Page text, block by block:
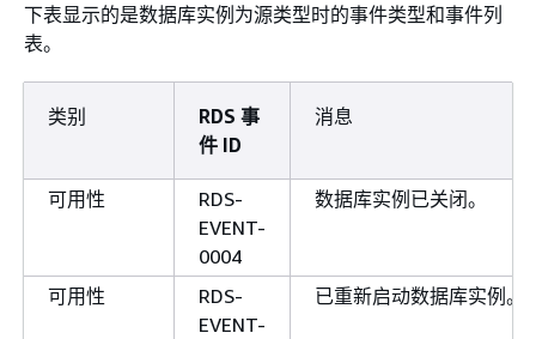
下表显示的是数据库实例为源类型时的事件类型和事件列
表。
类别
RDS 事
件 ID
消息
可用性
RDS-
EVENT-
0004
数据库实例已关闭。
可用性
RDS-
EVENT-
已重新启动数据库实例。